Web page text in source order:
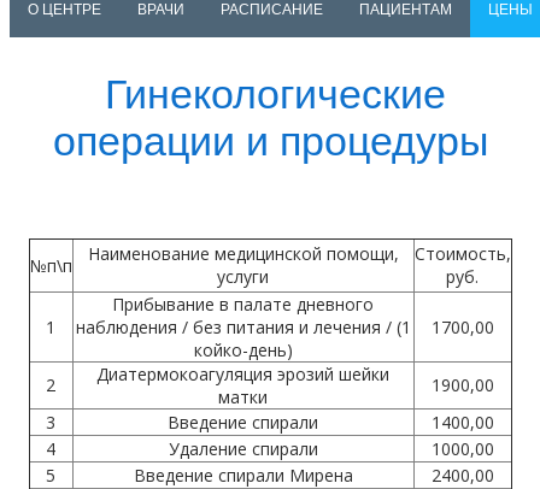
О ЦЕНТРЕ ВРАЧИ РАСПИСАНИЕ ПАЦИЕНТАМ ЦЕНЫ
Гинекологические
операции и процедуры
№п\п
Наименование медицинской помощи,
услуги
Стоимость,
руб.
1
Прибывание в палате дневного
наблюдения / без питания и лечения / (1
койко-день)
1700,00
2
Диатермокоагуляция эрозий шейки
матки
1900,00
3
Введение спирали
1400,00
4
Удаление спирали
1000,00
5
Введение спирали Мирена
2400,00